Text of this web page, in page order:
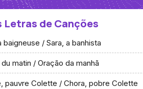
Letras de Canções
baigneuse / Sara, a banhista
matin / Oração da manhã
pauvre Colette / Chora, pobre Colette